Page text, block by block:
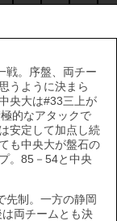
戦。序盤、両チー
うように決まら
央大は#33三上が
的なアタックで
安定して加点し続
も中央大が盤石の
。85－54と中央
先制。一方の静岡
両チームとも決